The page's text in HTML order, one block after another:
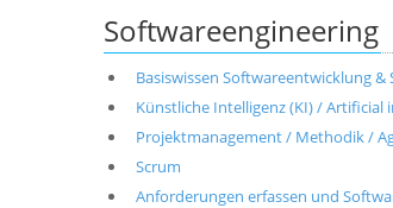
Softwareengineering
Basiswissen Softwareentwicklung &
Künstliche Intelligenz (KI) / Artificial
Projektmanagement / Methodik /
Scrum
Anforderungen erfassen und